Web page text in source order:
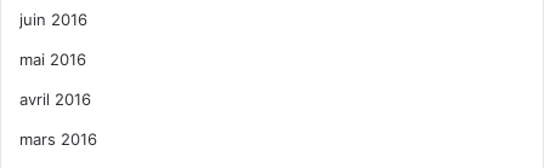
juin 2016
mai 2016
avril 2016
mars 2016